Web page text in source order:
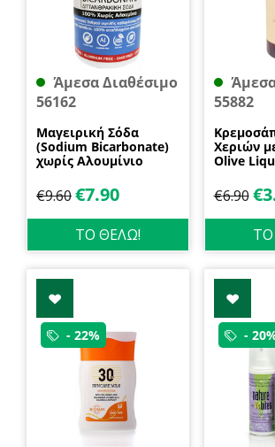
Άμεσα Διαθέσιμο
56162
Μαγειρική Σόδα
(Sodium Bicarbonate)
χωρίς Αλουμίνιο
€9.60€7.90
ΤΟ ΘΕΛΩ!
55882
Χεριών
Olive
€6.90 €
- 22% -